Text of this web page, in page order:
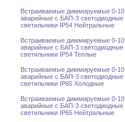
Встраиваемые диммируемые 0-10
аварийные с БАП-3 светодиодные
светильники IP54 Нейтральные
Встраиваемые диммируемые 0-10
аварийные с БАП-3 светодиодные
светильники IP54 Теплые
Встраиваемые диммируемые 0-10
аварийные с БАП-3 светодиодные
светильники IP65 Холодные
Встраиваемые диммируемые 0-10
аварийные с БАП-3 светодиодные
светильники IP65 Нейтральные